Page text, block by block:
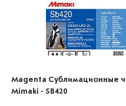
Magenta Сублимационные
Mimaki - SB420